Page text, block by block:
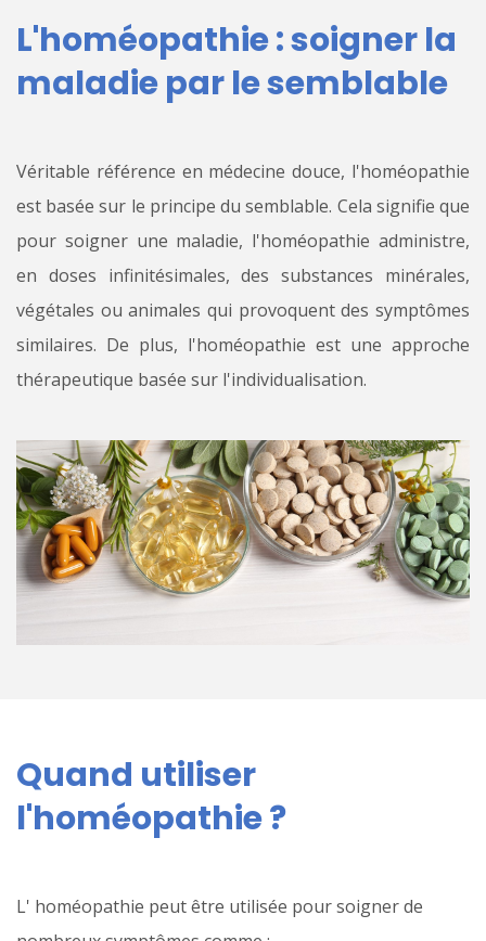
L'homéopathie : soigner la
maladie par le semblable
Véritable référence en médecine douce, l'homéopathie
est basée sur le principe du semblable. Cela signifie que
pour soigner une maladie, l'homéopathie administre,
en doses infinitésimales, des substances minérales,
végétales ou animales qui provoquent des symptômes
similaires. De plus, l'homéopathie est une approche
thérapeutique basée sur l'individualisation.
Quand utiliser
l'homéopathie ?
L' homéopathie peut être utilisée pour soigner de